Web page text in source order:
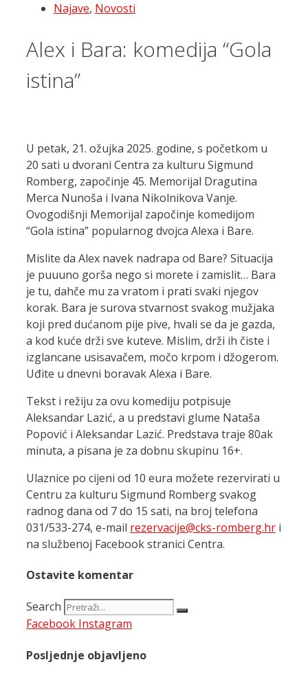
Najave, Novosti
Alex i Bara: komedija “Gola
istina”
U petak, 21. ožujka 2025. godine, s početkom u
20 sati u dvorani Centra za kulturu Sigmund
Romberg, započinje 45. Memorijal Dragutina
Merca Nunoša i Ivana Nikolnikova Vanje.
Ovogodišnji Memorijal započinje komedijom
“Gola istina” popularnog dvojca Alexa i Bare.
Mislite da Alex navek nadrapa od Bare? Situacija
je puuuno gorša nego si morete i zamislit… Bara
je tu, dahče mu za vratom i prati svaki njegov
korak. Bara je surova stvarnost svakog mužjaka
koji pred dućanom pije pive, hvali se da je gazda,
a kod kuće drži sve kuteve. Mislim, drži ih čiste i
izglancane usisavačem, močo krpom i džogerom.
Uđite u dnevni boravak Alexa i Bare.
Tekst i režiju za ovu komediju potpisuje
Aleksandar Lazić, a u predstavi glume Nataša
Popović i Aleksandar Lazić. Predstava traje 80ak
minuta, a pisana je za dobnu skupinu 16+.
Ulaznice po cijeni od 10 eura možete rezervirati u
Centru za kulturu Sigmund Romberg svakog
radnog dana od 7 do 15 sati, na broj telefona
031/533-274, e-mail rezervacije@cks-romberg.hr i
na službenoj Facebook stranici Centra.
Ostavite komentar
Search
Facebook Instagram
Posljednje objavljeno